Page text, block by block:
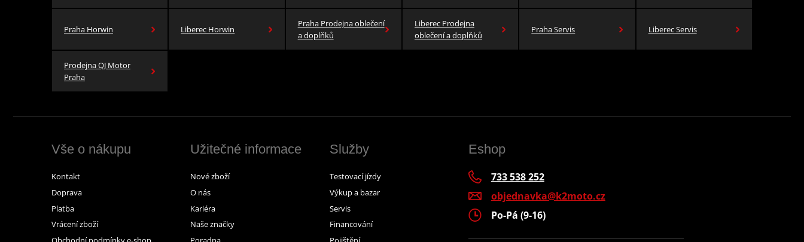
Praha Horwin Liberec Horwin
Praha Prodejna oblečení
a doplňků
Liberec Prodejna
oblečení a doplňků
Praha Servis Liberec Servis
Prodejna QJ Motor
Praha
Vše o nákupu
Kontakt
Doprava
Platba
Vrácení zboží
Užitečné informace
Nové zboží
O nás
Kariéra
Naše značky
Služby
Testovací jízdy
Výkup a bazar
Servis
Financování
Eshop
733 538 252
objednavka@k2moto.cz
Po-Pá (9-16)